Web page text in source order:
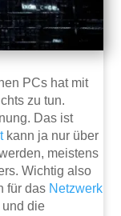
PCs hat mit
zu tun.
Das ist
kann ja nur über
meistens
Wichtig also
für das Netzwerk
und die